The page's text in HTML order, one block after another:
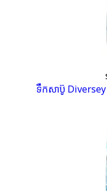
ទឺកសាប៊ូ Diversey